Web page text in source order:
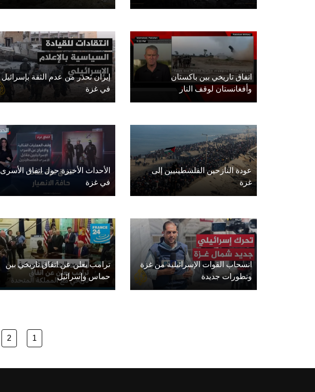
اتفاق تاريخي بين باكستان
وأفغانستان لوقف النار
إيران تحذر من عدم الثقة بإسرائيل
في غزة
عودة النازحين الفلسطينيين إلى
غزة
الأحداث الأخيرة حول اتفاق الأسرى
في غزة
انسحاب القوات الإسرائيلية من غزة
وتطورات جديدة
ترامب يعلن عن اتفاق تاريخي بين
حماس وإسرائيل
1
2